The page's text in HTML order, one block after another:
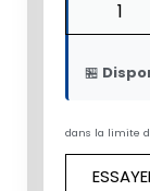
🏪
dans la limite